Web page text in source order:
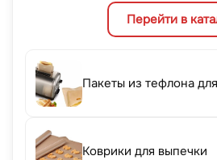
Перейти в
Пакеты из тефлона
Коврики для выпечки